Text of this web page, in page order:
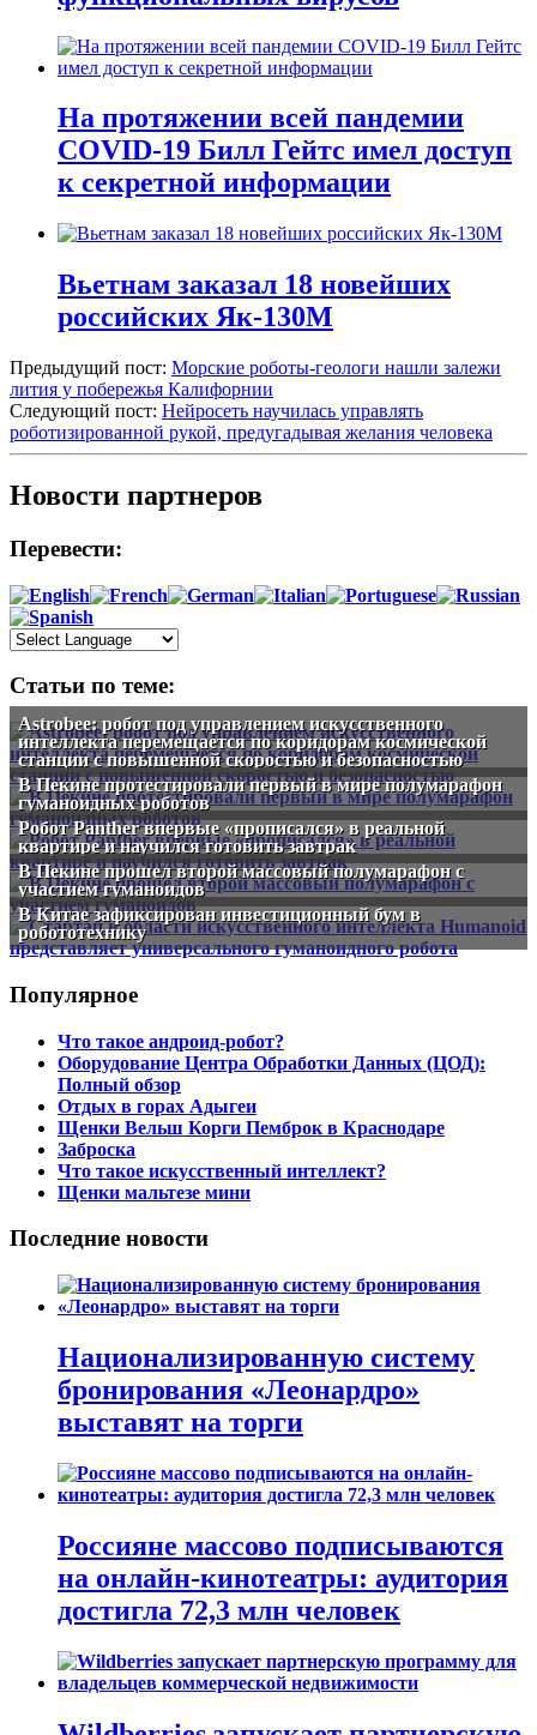
На протяжении всей пандемии
COVID-19 Билл Гейтс имел доступ
к секретной информации
Вьетнам заказал 18 новейших
российских Як-130М
Предыдущий пост: Морские роботы-геологи нашли залежи
лития у побережья Калифорнии
Следующий пост: Нейросеть научилась управлять
роботизированной рукой, предугадывая желания человека
Новости партнеров
Перевести:
Статьи по теме:
Astrobee: робот под управлением искусственного
интеллекта перемещается по коридорам космической
станции с повышенной скоростью и безопасностью
В Пекине протестировали первый в мире полумарафон
гуманоидных роботов
Робот Panther впервые «прописался» в реальной
квартире и научился готовить завтрак
В Пекине прошел второй массовый полумарафон с
участием гуманоидов
В Китае зафиксирован инвестиционный бум в
робототехнику
Популярное
Что такое андроид-робот?
Оборудование Центра Обработки Данных (ЦОД):
Полный обзор
Отдых в горах Адыгеи
Щенки Вельш Корги Пемброк в Краснодаре
Заброска
Что такое искусственный интеллект?
Щенки мальтезе мини
Последние новости
Национализированную систему
бронирования «Леонардро»
выставят на торги
Россияне массово подписываются
на онлайн-кинотеатры: аудитория
достигла 72,3 млн человек